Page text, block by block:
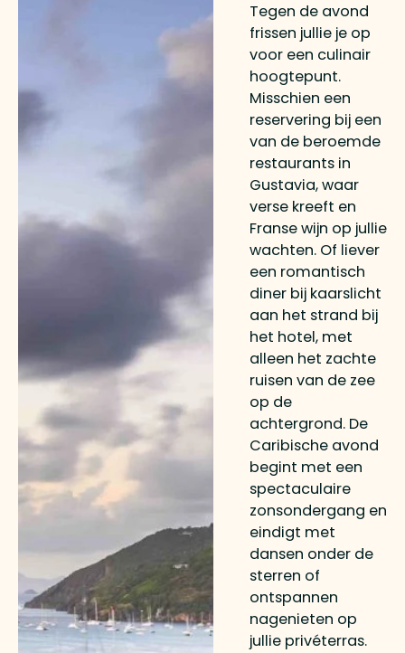
Tegen de avond
frissen jullie je op
voor een culinair
hoogtepunt.
Misschien een
reservering bij een
van de beroemde
restaurants in
Gustavia, waar
verse kreeft en
Franse wijn op jullie
wachten. Of liever
een romantisch
diner bij kaarslicht
aan het strand bij
het hotel, met
alleen het zachte
ruisen van de zee
op de
achtergrond. De
Caribische avond
begint met een
spectaculaire
zonsondergang en
eindigt met
dansen onder de
sterren of
ontspannen
nagenieten op
jullie privéterras.